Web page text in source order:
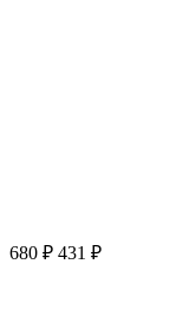
680 ₽ 431 ₽